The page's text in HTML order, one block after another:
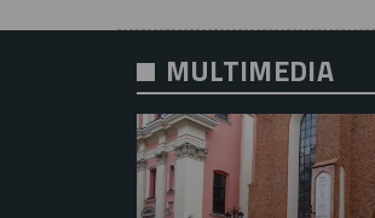
MULTIMEDIA